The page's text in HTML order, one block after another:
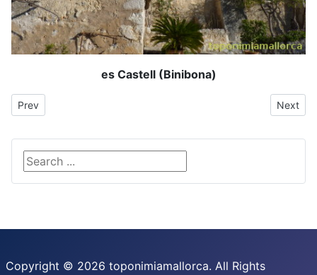
es Castell (Binibona)
Previous article: Castell
Prev Next
Next
Search ...
Copyright © 2026 toponimiamallorca. All Rights